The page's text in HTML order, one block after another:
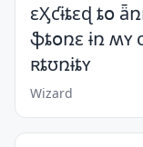
ɛӼƈɨȶɛɖ ȶօ
ֆȶօռɛ ɨռ ʍʏ
ʀȶʊռɨȶʏ
Wizard